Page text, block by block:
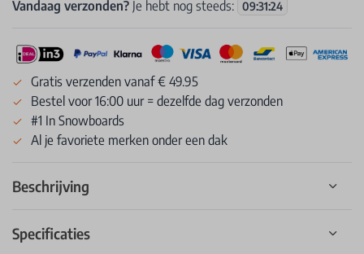
Vandaag verzonden? Je hebt nog steeds: 09:31:24
Gratis verzenden vanaf € 49.95
Bestel voor 16:00 uur = dezelfde dag verzonden
#1 In Snowboards
Al je favoriete merken onder een dak
Beschrijving
Specificaties